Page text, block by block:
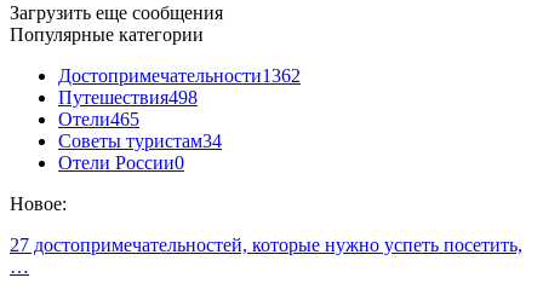
Загрузить еще сообщения
Популярные категории
Достопримечательности1362
Путешествия498
Отели465
Советы туристам34
Отели России0
Новое:
27 достопримечательностей, которые нужно успеть посетить,
…